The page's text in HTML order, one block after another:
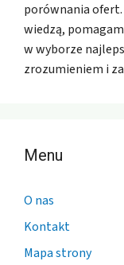
porównania
wiedzą,
w wyborze
zrozumieniem i
Menu
O nas
Kontakt
Mapa strony